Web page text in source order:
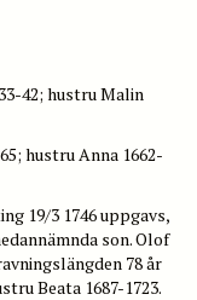
42; hustru Malin
hustru Anna 1662-
19/3 1746 uppgavs,
son. Olof
78 år
Beata 1687-1723.